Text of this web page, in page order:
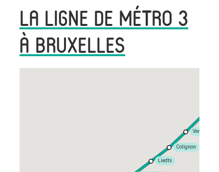
LA LIGNE DE MÉTRO 3
À BRUXELLES
Liedts
Colignon